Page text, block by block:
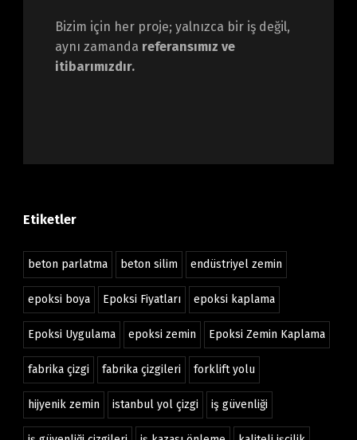
Bizim için her proje; yalnızca bir iş değil,
aynı zamanda referansımız ve
itibarımızdır.
Etiketler
beton parlatma beton silim endüstriyel zemin
epoksi boya Epoksi Fiyatları epoksi kaplama
Epoksi Uygulama epoksi zemin Epoksi Zemin Kaplama
fabrika çizgi fabrika çizgileri forklift yolu
hijyenik zemin istanbul yol çizgi iş güvenliği